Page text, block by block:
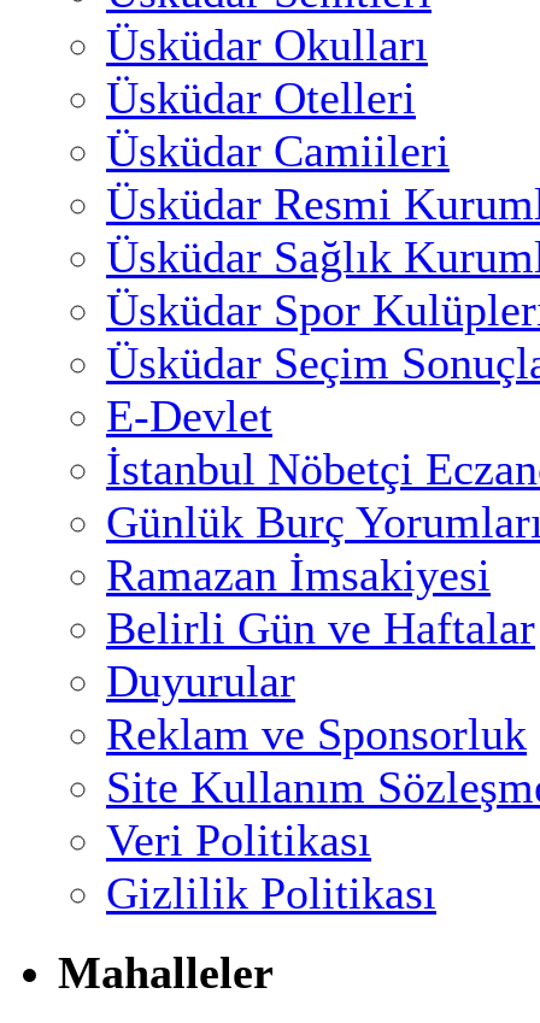
Üsküdar Okulları
Üsküdar Otelleri
Üsküdar Camiileri
Üsküdar Resmi
Üsküdar Sağlık
Üsküdar Spor
Üsküdar Seçim
E-Devlet
İstanbul Nöbetçi
Günlük Burç
Ramazan İmsakiyesi
Belirli Gün ve Haftalar
Duyurular
Reklam ve Sponsorluk
Site Kullanım
Veri Politikası
Gizlilik Politikası
Mahalleler